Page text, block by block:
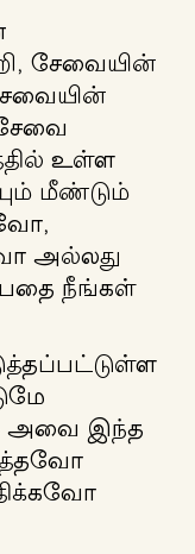
சேவையின்
உள்ள
மீண்டும்
அல்லது
நீங்கள்
அவை இந்த